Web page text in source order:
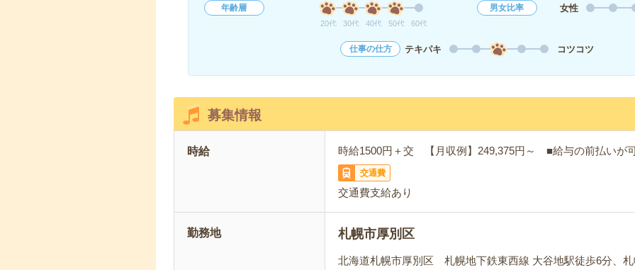
年齢層
20代 30代 40代 50代 60代
男女比率 女性
仕事の仕方 テキパキ コツコツ
募集情報
時給 時給1500円＋交 【月収例】249,375円～ ■給与の前払いが
交通費
交通費支給あり
勤務地 札幌市厚別区
北海道札幌市厚別区 札幌地下鉄東西線 大谷地駅徒歩6分、